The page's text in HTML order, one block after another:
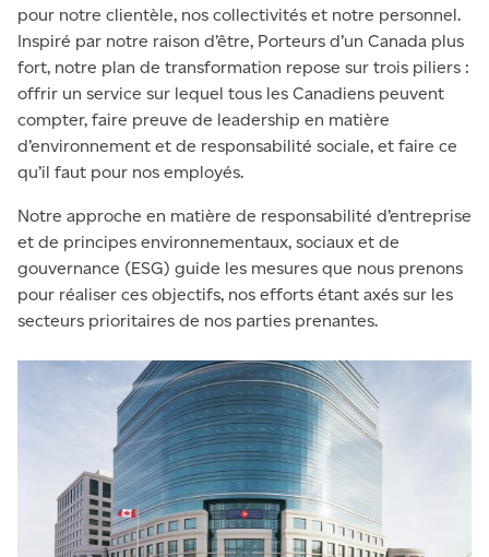
pour notre clientèle, nos collectivités et notre personnel.
Inspiré par notre raison d’être, Porteurs d’un Canada plus
fort, notre plan de transformation repose sur trois piliers :
offrir un service sur lequel tous les Canadiens peuvent
compter, faire preuve de leadership en matière
d’environnement et de responsabilité sociale, et faire ce
qu’il faut pour nos employés.
Notre approche en matière de responsabilité d’entreprise
et de principes environnementaux, sociaux et de
gouvernance (ESG) guide les mesures que nous prenons
pour réaliser ces objectifs, nos efforts étant axés sur les
secteurs prioritaires de nos parties prenantes.